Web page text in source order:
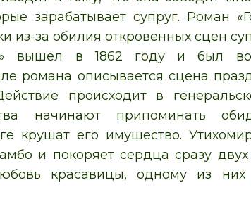
зарабатывает супруг.
из-за обилия откровенных сцен
вышел в 1862 году и был
романа описывается сцена
происходит в
начинают припоминать
крушат его имущество.
и покоряет сердца сразу
красавицы, одному из них